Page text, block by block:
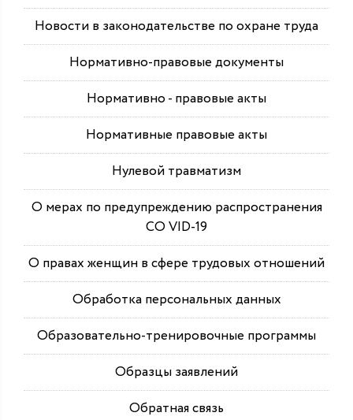
Новости в законодательстве по охране труда
Нормативно-правовые документы
Нормативно - правовые акты
Нормативные правовые акты
Нулевой травматизм
О мерах по предупреждению распространения
СО VID-19
О правах женщин в сфере трудовых отношений
Обработка персональных данных
Образовательно-тренировочные программы
Образцы заявлений
Обратная связь